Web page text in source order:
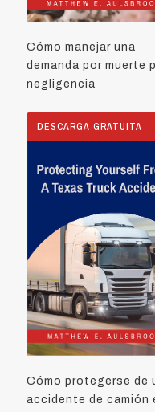
Cómo manejar una
demanda por muerte
negligencia
DESCARGA GRATUITA
Cómo protegerse de
accidente de camión